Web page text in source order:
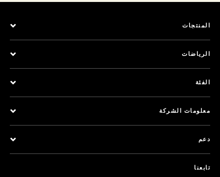
المنتجات
الرياضات
الفئة
معلومات الشركة
دعم
تابعنا